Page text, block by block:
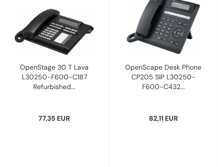
OpenStage 30 T Lava
L30250-F600-C187
Refurbished...
77,35 EUR
OpenScape Desk Phone
CP205 SIP L30250-
F600-C432...
82,11 EUR